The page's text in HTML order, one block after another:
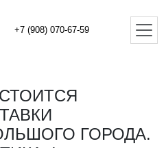
+7 (908) 070-67-59
ГОРОДА.